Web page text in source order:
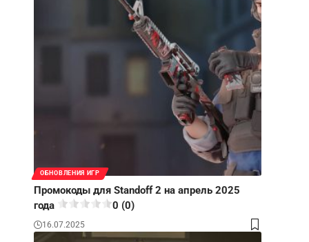
ОБНОВЛЕНИЯ ИГР
Промокоды для Standoff 2 на апрель 2025
года
0 (0)
16.07.2025